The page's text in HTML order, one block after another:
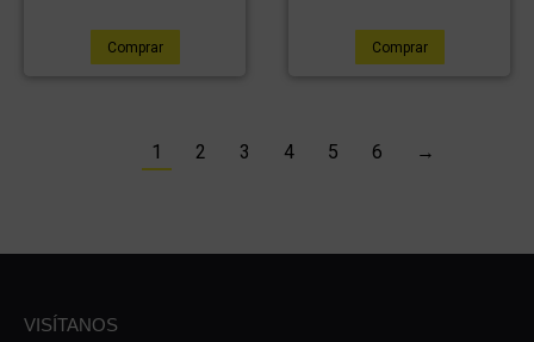
Comprar Comprar
1 2 3 4 5 6 →
VISÍTANOS